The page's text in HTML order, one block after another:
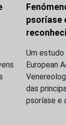
psoríase
Um
European
das
psoríase e